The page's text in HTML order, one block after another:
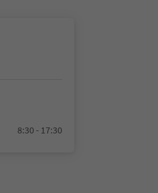
8:30 - 17:30